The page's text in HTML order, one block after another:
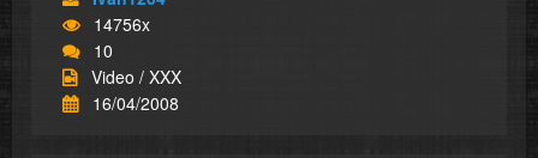
14756x
10
Video / XXX
16/04/2008